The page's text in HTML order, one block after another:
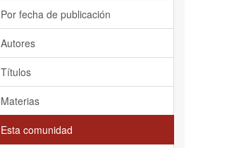
Por fecha de publicación
Autores
Títulos
Materias
Esta comunidad